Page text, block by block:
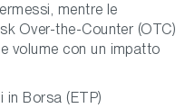
mentre le
Over-the-Counter (OTC)
volume con un impatto
Borsa (ETP)